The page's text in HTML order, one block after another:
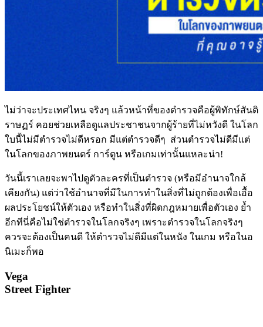
ไม่ว่าจะประเทศไหน จริงๆ แล้วหน้าที่ของตำรวจคือผู้พิทักษ์สันติ
ราษฏร์ คอยช่วยเหลือดูแลประชาชนจากผู้ร้ายที่ไม่หวังดี ในโลก
ใบนี้ไม่มีตำรวจไม่ดีหรอก มีแต่ตำรวจดีๆ ส่วนตำรวจไม่ดีมีแต่
ในโลกของภาพยนตร์ การ์ตูน หรือเกมเท่านั้นแหละน่า!
วันนี้เราเลยจะพาไปดูตัวละครที่เป็นตำรวจ (หรือมีอำนาจใกล้
เคียงกัน) แต่ว่าใช้อำนาจที่มีในการทำในสิ่งที่ไม่ถูกต้องเพื่อเอื้อ
ผลประโยชน์ให้ตัวเอง หรือทำในสิ่งที่ผิดกฎหมายเพื่อตัวเอง ย้ำ
อีกทีนี่คือไม่ใช่ตำรวจในโลกจริงๆ เพราะตำรวจในโลกจริงๆ
ควรจะต้องเป็นคนดี ให้ตำรวจไม่ดีมีแต่ในหนัง ในเกม หรือในอ
นิเมะก็พอ
Vega
Street Fighter